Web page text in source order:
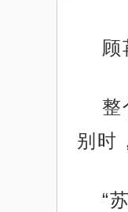
顾
整
别时
“